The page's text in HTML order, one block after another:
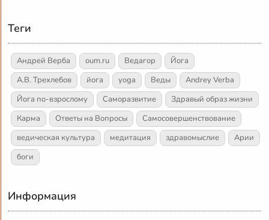
Теги
Андрей Верба oum.ru Ведагор
Йога
А.В. Трехлебов
йога yoga Веды
Andrey Verba
Йога по-взрослому
Саморазвитие
Здравый образ жизни
Карма
Ответы на Вопросы
Самосовершенствование
ведическая культура
медитация здравомыслие
Арии
боги
Информация